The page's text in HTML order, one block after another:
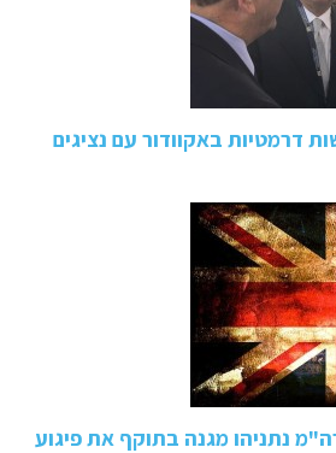
דרמטיות באקוודור עם נציגים
נתניהו מגנה בתוקף את פיגוע